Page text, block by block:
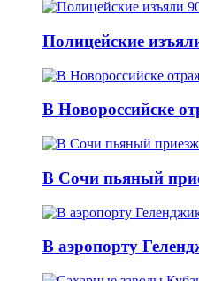
Полицейские
В Новороссийске
В Сочи пьяный
В аэропорту